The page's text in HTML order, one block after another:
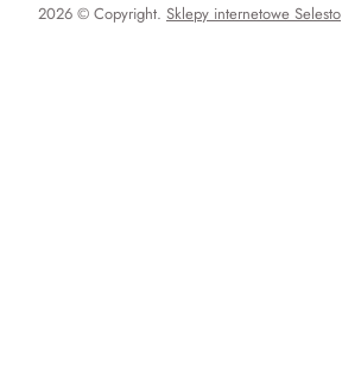
2026 © Copyright. Sklepy internetowe Selesto